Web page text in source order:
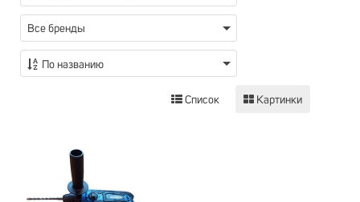
Все бренды
По названию
Список Картинки